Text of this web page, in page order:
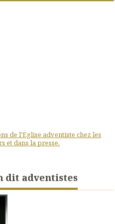
de l'Eglise adventiste chez les
et dans la presse.
dit adventistes